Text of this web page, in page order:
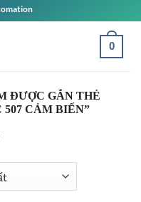
0
ĐƯỢC GẮN THẺ
CẢM BIẾN”